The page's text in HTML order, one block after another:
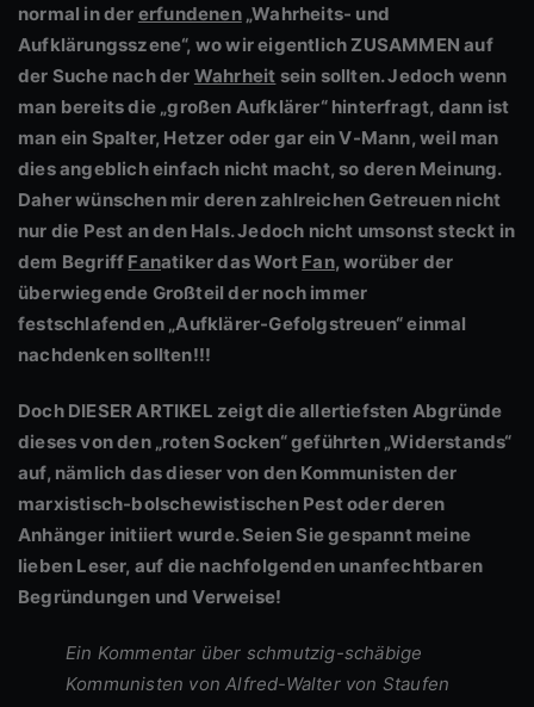
normal in der erfundenen„Wahrheits- und
Aufklärungsszene“, wo wir eigentlich ZUSAMMEN auf
der Suche nach der Wahrheit sein sollten. Jedoch wenn
man bereits die „großen Aufklärer“ hinterfragt, dann ist
man ein Spalter, Hetzer oder gar ein V-Mann, weil man
dies angeblich einfach nicht macht, so deren Meinung.
Daher wünschen mir deren zahlreichen Getreuen nicht
nur die Pest an den Hals. Jedoch nicht umsonst steckt in
dem Begriff Fanatiker das Wort Fan, worüber der
überwiegende Großteil der noch immer
festschlafenden „Aufklärer-Gefolgstreuen“ einmal
nachdenken sollten!!!
Doch DIESER ARTIKEL zeigt die allertiefsten Abgründe
dieses von den „roten Socken“ geführten „Widerstands“
auf, nämlich das dieser von den Kommunisten der
marxistisch-bolschewistischen Pest oder deren
Anhänger initiiert wurde. Seien Sie gespannt meine
lieben Leser, auf die nachfolgenden unanfechtbaren
Begründungen und Verweise!
Ein Kommentar über schmutzig-schäbige
Kommunisten von Alfred-Walter von Staufen